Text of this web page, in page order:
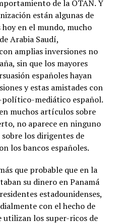
de la OTAN. Y
están algunas de
en el mundo, mucho
Arabia Saudí,
amplias inversiones no
sin que los mayores
españoles hayan
y estas amistades con
mediático español.
muchos artículos sobre
no aparece en ninguno
los dirigentes de
los bancos españoles.
que probable que en la
su dinero en Panamá
estadounidenses,
con el hecho de
utilizan los super-ricos de